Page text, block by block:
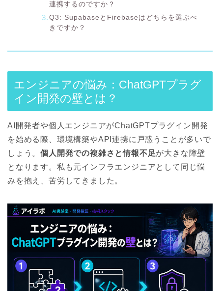
連携するのですか？
Q3: SupabaseとFirebaseはどちらを選ぶべ
きですか？
エンジニアの悩み：ChatGPTプラグ
イン開発の壁とは？
AI開発者や個人エンジニアがChatGPTプラグイン開発
を始める際、環境構築やAPI連携に戸惑うことが多いで
しょう。個人開発での複雑さと情報不足が大きな障壁
となります。私も元インフラエンジニアとして同じ悩
みを抱え、苦労してきました。